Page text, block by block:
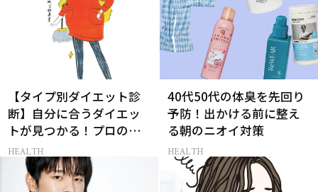
【タイプ別ダイエット診
断】自分に合うダイエッ
トが見つかる！プロの教
える体質別ダイエット方
HEALTH
40代50代の体臭を先回り
予防！出かける前に整え
る朝のニオイ対策
HEALTH